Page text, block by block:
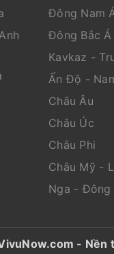
Đông Nam
Đông Bắc Á
Kavkaz -
Ấn Độ -
Châu Âu
Châu Úc
Châu Phi
Châu Mỹ -
Nga - Đông
- Nền